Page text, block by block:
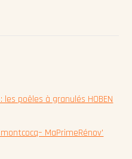
poêles à granulés HOBEN
MaPrimeRénov'